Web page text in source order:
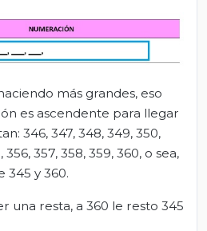
más grandes, eso
es ascendente para llegar
346, 347, 348, 349, 350,
356, 357, 358, 359, 360, o sea,
345 y 360.
una resta, a 360 le resto 345